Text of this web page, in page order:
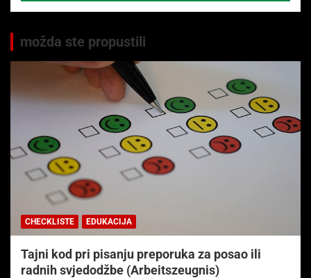
možda ste propustili
CHECKLISTE EDUKACIJA
Tajni kod pri pisanju preporuka za posao ili
radnih svjedodžbe (Arbeitszeugnis)